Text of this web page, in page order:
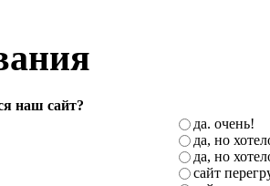
наш сайт?
да. очень!
да, но
да, но
сайт